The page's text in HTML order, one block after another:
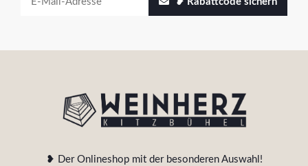
❥ Der Onlineshop mit der besonderen Auswahl!